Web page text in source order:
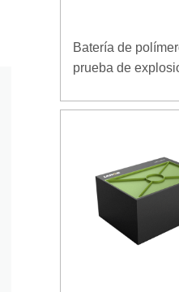
Batería de
prueba de
móvil especial